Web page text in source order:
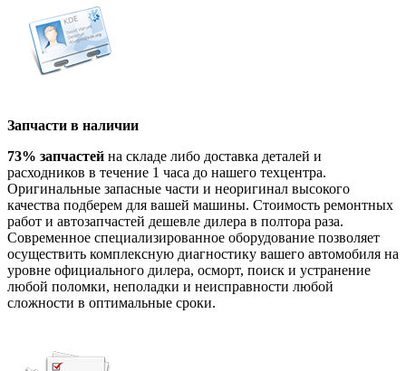
Запчасти в наличии
73% запчастей на складе либо доставка деталей и
расходников в течение 1 часа до нашего техцентра.
Оригинальные запасные части и неоригинал высокого
качества подберем для вашей машины. Стоимость ремонтных
работ и автозапчастей дешевле дилера в полтора раза.
Современное специализированное оборудование позволяет
осуществить комплексную диагностику вашего автомобиля на
уровне официального дилера, осморт, поиск и устранение
любой поломки, неполадки и неисправности любой
сложности в оптимальные сроки.